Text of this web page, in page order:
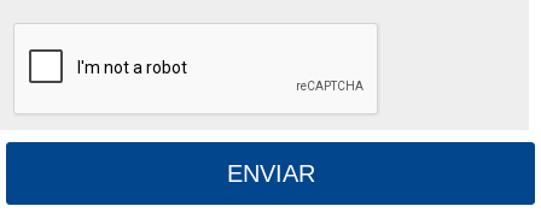
ENVIAR